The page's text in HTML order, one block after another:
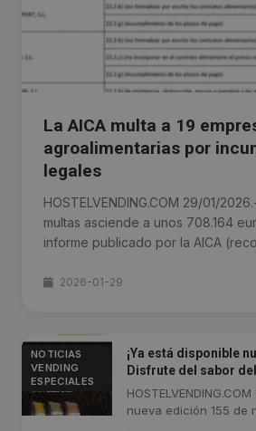
La AICA multa a 19
agroalimentarias por
legales
HOSTELVENDING.COM 29/01/
multas asciende a unos 708.164
informe publicado por la AICA
2026-01-29
NOTICIAS
VENDING
ESPECIALES
¡Ya está disponible
Disfrute del sabor
To Go”
nueva edición 155 de